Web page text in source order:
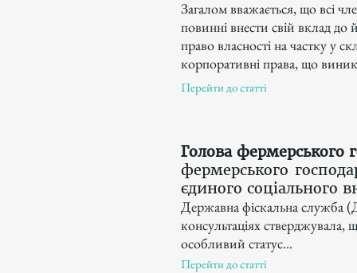
Загалом вважається, що всі
повинні внести свій вклад
право власності на частку у
корпоративні права, що
Перейти до статті
Голова фермерського
фермерського
єдиного соціального
Державна фіскальна служба
консультаціях стверджувала,
особливий статус...
Перейти до статті